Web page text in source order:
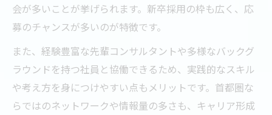
会が多いことが挙げられます。新卒採用の枠も広く、応
募のチャンスが多いのが特徴です。
また、経験豊富な先輩コンサルタントや多様なバックグ
ラウンドを持つ社員と協働できるため、実践的なスキル
や考え方を身につけやすい点もメリットです。首都圏な
らではのネットワークや情報量の多さも、キャリア形成